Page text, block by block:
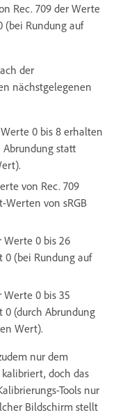
Rec. 709 der Werte
(bei Rundung auf
der
nächstgelegenen
0 bis 8 erhalten
Abrundung statt
von Rec. 709
von sRGB
Werte 0 bis 26
0 (bei Rundung auf
Werte 0 bis 35
0 (durch Abrundung
Wert).
nur dem
kalibriert, doch das
Tools nur
Bildschirm stellt